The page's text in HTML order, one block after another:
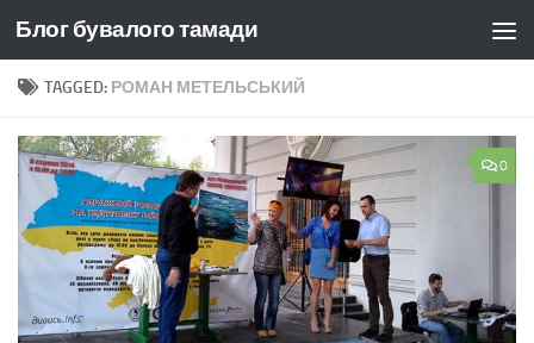
Skip to content
Блог бувалого тамади
TAGGED: РОМАН МЕТЕЛЬСЬКИЙ
0